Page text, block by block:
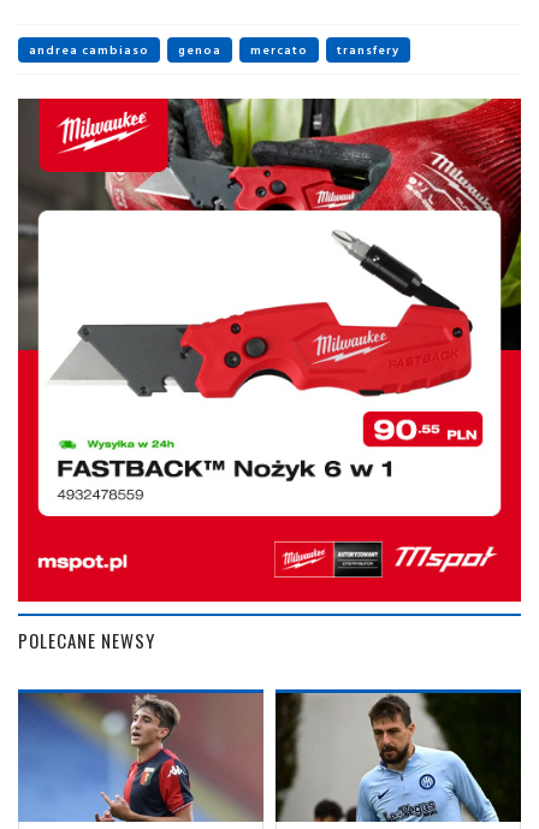
andrea cambiaso genoa mercato transfery
POLECANE NEWSY